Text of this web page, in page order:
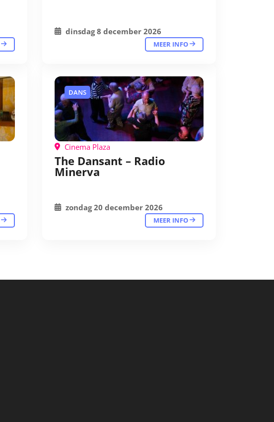
dinsdag 8 december 2026
MEER INFO
DANS
Cinema Plaza
The Dansant – Radio
Minerva
zondag 20 december 2026
MEER INFO